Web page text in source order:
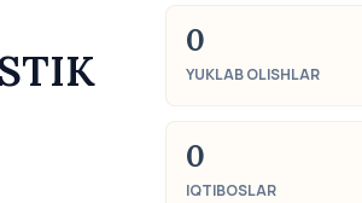
0
YUKLAB OLISHLAR
0
IQTIBOSLAR